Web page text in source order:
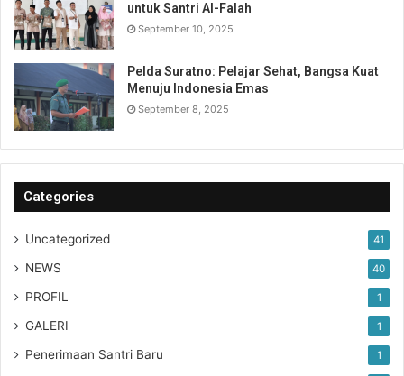
untuk Santri Al-Falah
September 10, 2025
Pelda Suratno: Pelajar Sehat, Bangsa Kuat
Menuju Indonesia Emas
September 8, 2025
Categories
Uncategorized 41
NEWS 40
PROFIL 1
GALERI 1
Penerimaan Santri Baru 1